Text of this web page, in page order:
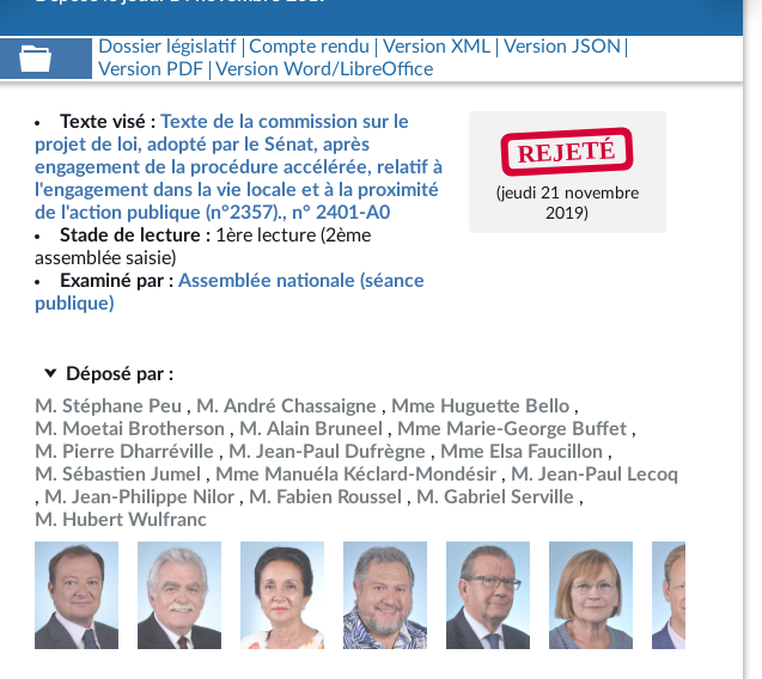
Date de dépôt
13 novembre 2019
13 novembre 2019
12 novembre 2019
14 novembre 2019
14 novembre 2019
Dossier législatif Compte rendu Version XML
Version JSON
Version PDF
Version Word/LibreOffice
Texte visé : Texte de la commission sur le
projet de loi, adopté par le Sénat, après
engagement de la procédure accélérée, relatif à
l'engagement dans la vie locale et à la proximité
de l'action publique (n°2357)., n° 2401-A0
Stade de lecture : 1ère lecture (2ème
assemblée saisie)
Examiné par : Assemblée nationale (séance
publique)
REJETÉ
(jeudi 21 novembre
2019)
Déposé par :
M. Stéphane Peu
M. André Chassaigne
Mme Huguette Bello
M. Moetai Brotherson
M. Alain Bruneel
Mme Marie-George Buffet
M. Pierre Dharréville
M. Jean-Paul Dufrègne
Mme Elsa Faucillon
M. Sébastien Jumel
Mme Manuéla Kéclard-Mondésir
M. Jean-Paul Lecoq
M. Jean-Philippe Nilor
M. Fabien Roussel
M. Gabriel Serville
M. Hubert Wulfranc